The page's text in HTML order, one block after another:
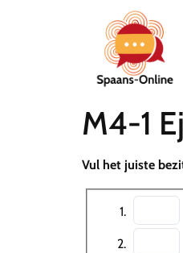
M4-1
Vul het juiste